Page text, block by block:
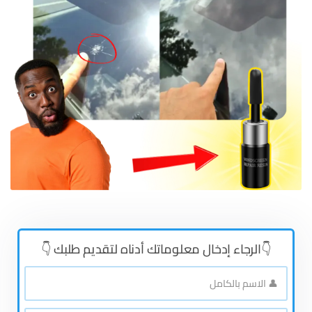
👇الرجاء إدخال معلوماتك أدناه لتقديم طلبك 👇
👤
الاسم
بالكامل*